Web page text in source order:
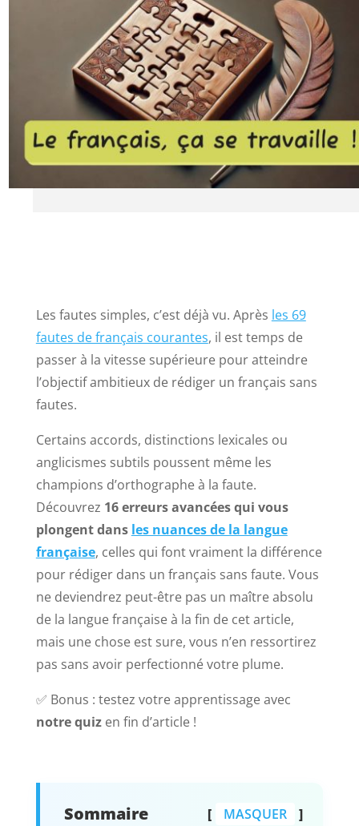
Les fautes simples, c’est déjà vu. Après les 69
fautes de français courantes, il est temps de
passer à la vitesse supérieure pour atteindre
l’objectif ambitieux de rédiger un français sans
fautes.
Certains accords, distinctions lexicales ou
anglicismes subtils poussent même les
champions d’orthographe à la faute.
Découvrez 16 erreurs avancées qui vous
plongent dans les nuances de la langue
française, celles qui font vraiment la différence
pour rédiger dans un français sans faute. Vous
ne deviendrez peut-être pas un maître absolu
de la langue française à la fin de cet article,
mais une chose est sure, vous n’en ressortirez
pas sans avoir perfectionné votre plume.
✅ Bonus : testez votre apprentissage avec
notre quizen fin d’article !
Sommaire
MASQUER